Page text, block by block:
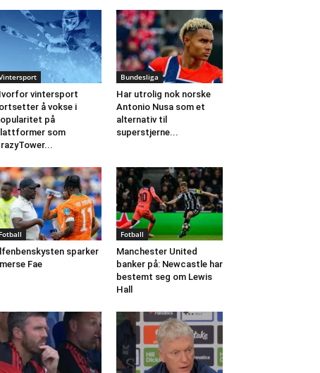
vintersport
å vokse i
på
som
Bundesliga
Har utrolig nok norske
Antonio Nusa som et
alternativ til
superstjerne...
Fotball
sparker
Fae
Fotball
Manchester United
banker på: Newcastle har
bestemt seg om Lewis
Hall